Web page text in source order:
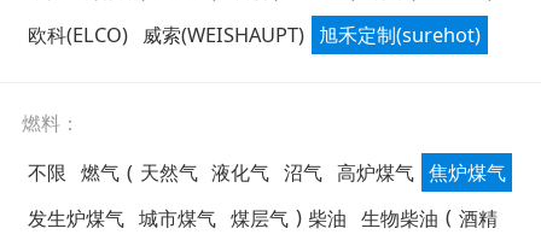
欧科(ELCO) 威索(WEISHAUPT) 旭禾定制(surehot)
燃料：
不限 燃气 ( 天然气 液化气 沼气 高炉煤气 焦炉煤气
发生炉煤气 城市煤气 煤层气 ) 柴油 生物柴油 ( 酒精